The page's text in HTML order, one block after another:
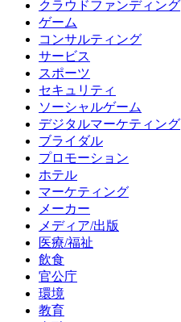
クラウドファンディング
ゲーム
コンサルティング
サービス
スポーツ
セキュリティ
ソーシャルゲーム
デジタルマーケティング
ブライダル
プロモーション
ホテル
マーケティング
メーカー
メディア/出版
医療/福祉
飲食
官公庁
環境
教育